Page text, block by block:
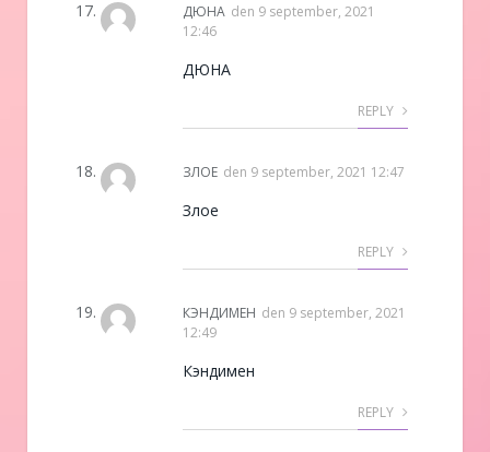
ДЮНА den 9 september, 2021
12:46
ДЮНА
REPLY
ЗЛОЕ den 9 september, 2021 12:47
Злое
REPLY
КЭНДИМЕН den 9 september, 2021
12:49
Кэндимен
REPLY